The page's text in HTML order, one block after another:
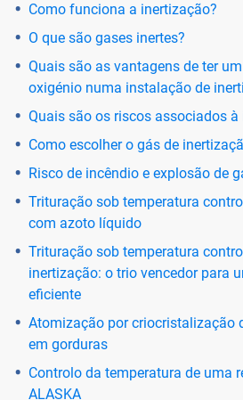
Como funciona a inertização?
O que são gases inertes?
Quais são as vantagens de ter
oxigénio numa instalação de
Quais são os riscos associados à
Como escolher o gás de
Risco de incêndio e explosão de
Trituração sob temperatura
com azoto líquido
Trituração sob temperatura
inertização: o trio vencedor para
eficiente
Atomização por criocristalização
em gorduras
Controlo da temperatura de uma
ALASKA